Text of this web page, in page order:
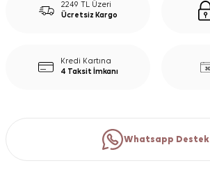
2249 TL Üzeri
Ücretsiz Kargo
Kredi Kartına
4 Taksit İmkanı
Whatsapp Destek